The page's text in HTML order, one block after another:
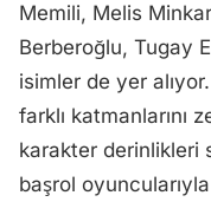
Memili, Melis
Berberoğlu, Tugay
isimler de yer
farklı katmanlarını
karakter derinlikleri
başrol